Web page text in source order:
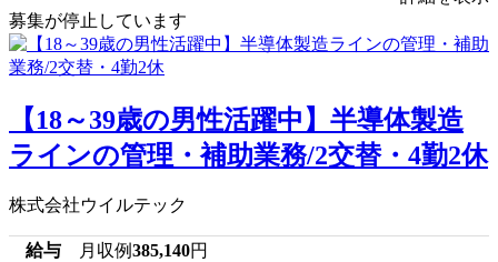
募集が停止しています
【18～39歳の男性活躍中】半導体製造
ラインの管理・補助業務/2交替・4勤2休
株式会社ウイルテック
給与 月収例385,140円